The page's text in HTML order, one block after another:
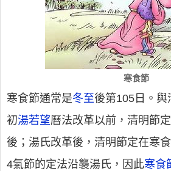
寒食節
寒食節通常是冬至後第105日。
初湯若望曆法改革以前，清明節
後；湯氏改革後，清明節定在寒
4氣節的定法沿襲湯氏，因此寒食